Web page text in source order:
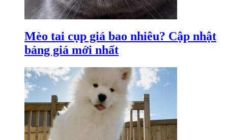
Mèo tai cụp giá bao nhiêu? Cập nhật
bảng giá mới nhất